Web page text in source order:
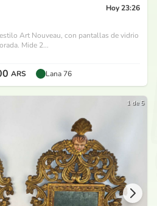
Hoy 23:26
Art Nouveau, con pantallas de vidrio
Mide 2...
ARS Lana 76
1 de 5